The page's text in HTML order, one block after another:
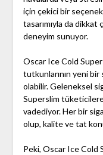
için çekici bir
tasarımıyla da dikkat
deneyim sunuyor.
Oscar Ice Cold
tutkunlarının yeni bir
olabilir. Geleneksel
Superslim
vadediyor. Her bir
olup, kalite ve tat
Peki, Oscar Ice Cold